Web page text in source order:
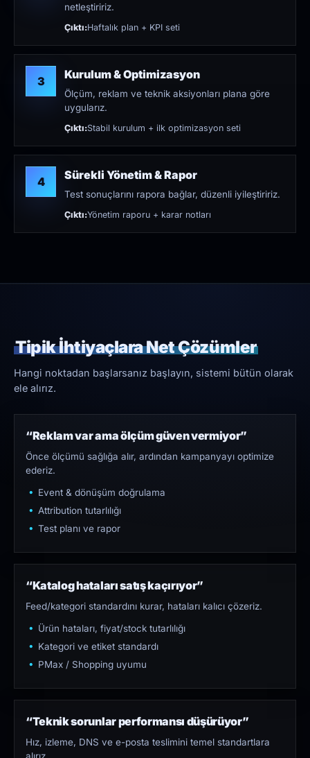
netleştiririz.
Çıktı:Haftalık plan + KPI seti
3 Kurulum & Optimizasyon
Ölçüm, reklam ve teknik aksiyonları plana göre
uygularız.
Çıktı:Stabil kurulum + ilk optimizasyon seti
4 Sürekli Yönetim & Rapor
Test sonuçlarını rapora bağlar, düzenli iyileştiririz.
Çıktı:Yönetim raporu + karar notları
Tipik İhtiyaçlara Net Çözümler
Hangi noktadan başlarsanız başlayın, sistemi bütün olarak
ele alırız.
“Reklam var ama ölçüm güven vermiyor”
Önce ölçümü sağlığa alır, ardından kampanyayı optimize
ederiz.
Event & dönüşüm doğrulama
Attribution tutarlılığı
Test planı ve rapor
“Katalog hataları satış kaçırıyor”
Feed/kategori standardını kurar, hataları kalıcı çözeriz.
Ürün hataları, fiyat/stock tutarlılığı
Kategori ve etiket standardı
PMax / Shopping uyumu
“Teknik sorunlar performansı düşürüyor”
Hız, izleme, DNS ve e-posta teslimini temel standartlara